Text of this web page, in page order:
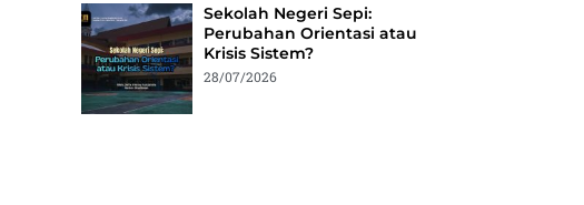
Sekolah Negeri Sepi:
Perubahan Orientasi atau
Krisis Sistem?
28/07/2026